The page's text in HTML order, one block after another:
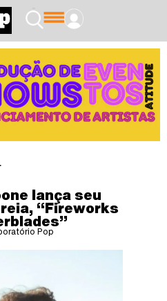
lança seu
“Fireworks
Pop